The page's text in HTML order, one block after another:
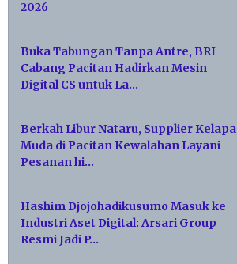
2026
Buka Tabungan Tanpa Antre, BRI
Cabang Pacitan Hadirkan Mesin
Digital CS untuk La…
Berkah Libur Nataru, Supplier Kelapa
Muda di Pacitan Kewalahan Layani
Pesanan hi…
Hashim Djojohadikusumo Masuk ke
Industri Aset Digital: Arsari Group
Resmi Jadi P…